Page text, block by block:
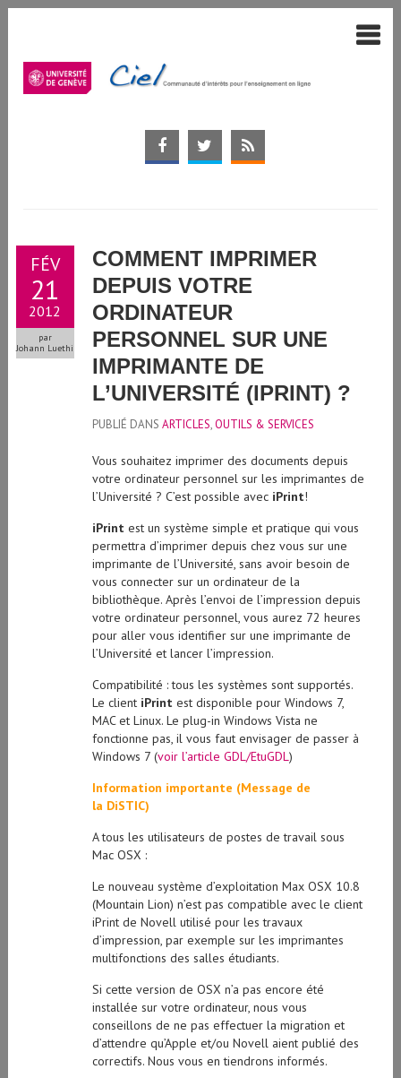
FÉV
21
2012
par
Johann Luethi
COMMENT IMPRIMER
DEPUIS VOTRE
ORDINATEUR
PERSONNEL SUR UNE
IMPRIMANTE DE
L’UNIVERSITÉ (IPRINT) ?
PUBLIÉ DANS ARTICLES,OUTILS & SERVICES
Vous souhaitez imprimer des documents depuis
votre ordinateur personnel sur les imprimantes de
l’Université ? C’est possible avec iPrint!
iPrint est un système simple et pratique qui vous
permettra d’imprimer depuis chez vous sur une
imprimante de l’Université, sans avoir besoin de
vous connecter sur un ordinateur de la
bibliothèque. Après l’envoi de l’impression depuis
votre ordinateur personnel, vous aurez 72 heures
pour aller vous identifier sur une imprimante de
l’Université et lancer l’impression.
Compatibilité : tous les systèmes sont supportés.
Le client iPrint est disponible pour Windows 7,
MAC et Linux. Le plug-in Windows Vista ne
fonctionne pas, il vous faut envisager de passer à
Windows 7 (voir l’article GDL/EtuGDL)
Information importante (Message de
la DiSTIC)
A tous les utilisateurs de postes de travail sous
Mac OSX :
Le nouveau système d’exploitation Max OSX 10.8
(Mountain Lion) n’est pas compatible avec le client
iPrint de Novell utilisé pour les travaux
d’impression, par exemple sur les imprimantes
multifonctions des salles étudiants.
Si cette version de OSX n’a pas encore été
installée sur votre ordinateur, nous vous
conseillons de ne pas effectuer la migration et
d’attendre qu’Apple et/ou Novell aient publié des
correctifs. Nous vous en tiendrons informés.